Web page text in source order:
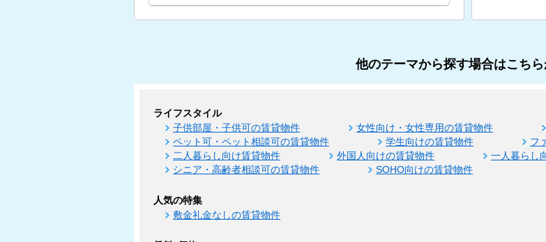
他のテーマから探す場合はこちら
ライフスタイル
子供部屋・子供可の賃貸物件 女性向け・女性専用の賃貸物件
ペット可・ペット相談可の賃貸物件
学生向けの賃貸物件 フ
二人暮らし向け賃貸物件
外国人向けの賃貸物件
一人暮らし
シニア・高齢者相談可の賃貸物件
SOHO向けの賃貸物件
人気の特集
敷金礼金なしの賃貸物件